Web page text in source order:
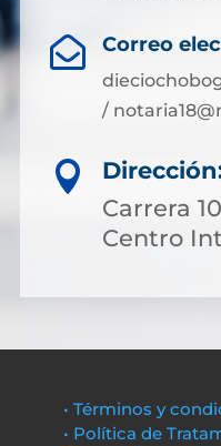
 Correo
/

Carrera
Centro
• Términos y
• Política de